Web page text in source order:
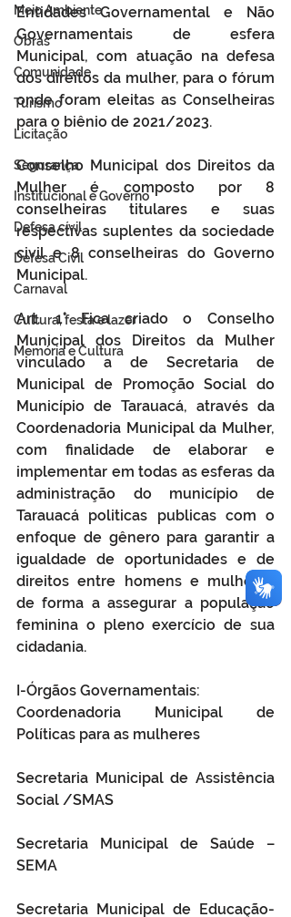
Meio Ambiente
Obras
Comunidade
Turismo
Licitação
Segurança
Institucional e Governo
Defesa cívil
Defesa Civil
Carnaval
Cultura, festa e lazer
Memória e Cultura
Entidades Governamental e Não
Governamentais de esfera
Municipal, com atuação na defesa
dos direitos da mulher, para o fórum
onde foram eleitas as Conselheiras
para o biênio de 2021/2023.
Conselho Municipal dos Direitos da
Mulher é composto por 8
conselheiras titulares e suas
respectivas suplentes da sociedade
civil e 8 conselheiras do Governo
Municipal.
Art. 1° Fica criado o Conselho
Municipal dos Direitos da Mulher
vinculado a de Secretaria de
Municipal de Promoção Social do
Município de Tarauacá, através da
Coordenadoria Municipal da Mulher,
com finalidade de elaborar e
implementar em todas as esferas da
administração do município de
Tarauacá politicas publicas com o
enfoque de gênero para garantir a
igualdade de oportunidades e de
direitos entre homens e mulheres
de forma a assegurar a população
feminina o pleno exercício de sua
cidadania.
I-Órgãos Governamentais:
Coordenadoria Municipal de
Políticas para as mulheres
Secretaria Municipal de Assistência
Social /SMAS
Secretaria Municipal de Saúde –
SEMA
Secretaria Municipal de Educação-